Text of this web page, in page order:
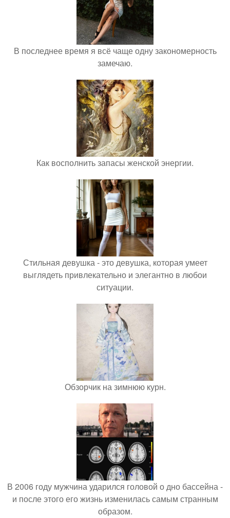
В последнее время я всё чаще одну закономерность
замечаю.
Как восполнить запасы женской энергии.
Стильная девушка - это девушка, которая умеет
выглядеть привлекательно и элегантно в любои
ситуации.
Обзорчик на зимнюю курн.
В 2006 году мужчина ударился головой о дно бассейна -
и после этого его жизнь изменилась самым странным
образом.